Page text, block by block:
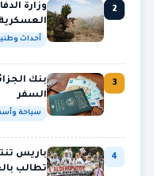
2
وزارة
العسكرية
أحداث
3
بنك
السفر
سياحة
4
باريس
تطالب